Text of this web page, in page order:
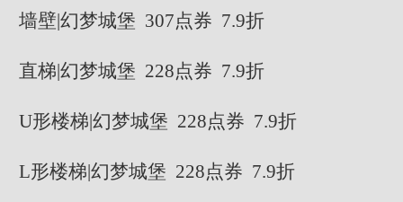
墙壁|幻梦城堡 307点券 7.9折
直梯|幻梦城堡 228点券 7.9折
U形楼梯|幻梦城堡 228点券 7.9折
L形楼梯|幻梦城堡 228点券 7.9折